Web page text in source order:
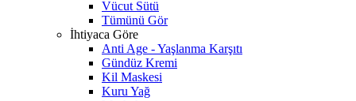
Vücut Sütü
Tümünü Gör
İhtiyaca Göre
Anti Age - Yaşlanma Karşıtı
Gündüz Kremi
Kil Maskesi
Kuru Yağ